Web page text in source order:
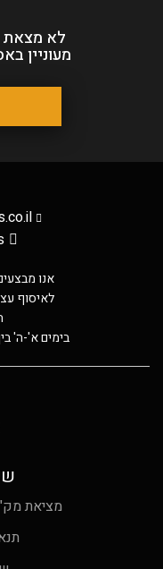
לא
מעוניין
אנו
לאיסוף
בימים א'-ה' בין השעות
מציאת